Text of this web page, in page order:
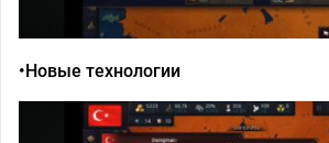
•Новые технологии